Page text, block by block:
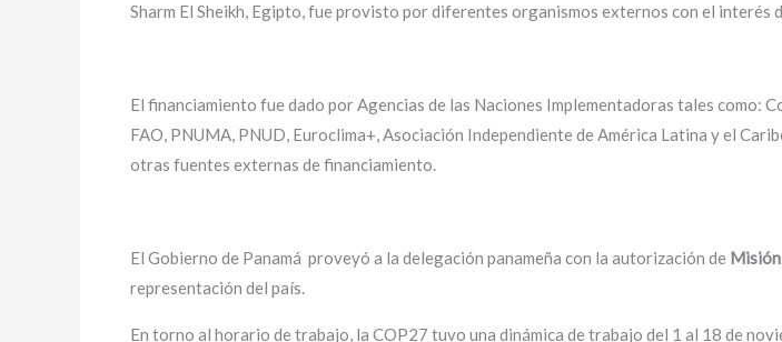
Sharm El Sheikh, Egipto, fue provisto por diferentes organismos externos con el interés
El financiamiento fue dado por Agencias de las Naciones Implementadoras tales como:
FAO, PNUMA, PNUD, Euroclima+, Asociación Independiente de América Latina y el
otras fuentes externas de financiamiento.
El Gobierno de Panamá proveyó a la delegación panameña con la autorización de
representación del país.
En torno al horario de trabajo, la COP27 tuvo una dinámica de trabajo del 1 al 18 de